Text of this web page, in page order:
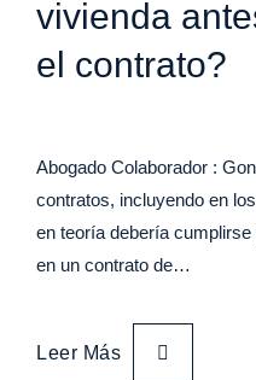
vivienda
el contrato?
Abogado Colaborador :
contratos, incluyendo en
en teoría debería
en un contrato de…
Leer Más